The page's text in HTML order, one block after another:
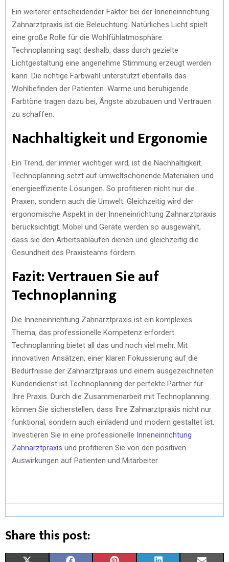
Ein weiterer entscheidender Faktor bei der Inneneinrichtung
Zahnarztpraxis ist die Beleuchtung. Natürliches Licht spielt
eine große Rolle für die Wohlfühlatmosphäre.
Technoplanning sagt deshalb, dass durch gezielte
Lichtgestaltung eine angenehme Stimmung erzeugt werden
kann. Die richtige Farbwahl unterstützt ebenfalls das
Wohlbefinden der Patienten. Warme und beruhigende
Farbtöne tragen dazu bei, Ängste abzubauen und Vertrauen
zu schaffen.
Nachhaltigkeit und Ergonomie
Ein Trend, der immer wichtiger wird, ist die Nachhaltigkeit.
Technoplanning setzt auf umweltschonende Materialien und
energieeffiziente Lösungen. So profitieren nicht nur die
Praxen, sondern auch die Umwelt. Gleichzeitig wird der
ergonomische Aspekt in der Inneneinrichtung Zahnarztpraxis
berücksichtigt. Möbel und Geräte werden so ausgewählt,
dass sie den Arbeitsabläufen dienen und gleichzeitig die
Gesundheit des Praxisteams fördern.
Fazit: Vertrauen Sie auf
Technoplanning
Die Inneneinrichtung Zahnarztpraxis ist ein komplexes
Thema, das professionelle Kompetenz erfordert.
Technoplanning bietet all das und noch viel mehr. Mit
innovativen Ansätzen, einer klaren Fokussierung auf die
Bedürfnisse der Zahnarztpraxis und einem ausgezeichneten
Kundendienst ist Technoplanning der perfekte Partner für
Ihre Praxis. Durch die Zusammenarbeit mit Technoplanning
können Sie sicherstellen, dass Ihre Zahnarztpraxis nicht nur
funktional, sondern auch einladend und modern gestaltet ist.
Investieren Sie in eine professionelle Inneneinrichtung
Zahnarztpraxis und profitieren Sie von den positiven
Auswirkungen auf Patienten und Mitarbeiter.
Share this post: